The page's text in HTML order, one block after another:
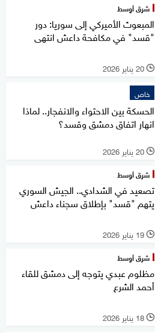
شرق أوسط
المبعوث الأميركي إلى سوريا: دور
"قسد" في مكافحة داعش انتهى
l 20 يناير 2026
خاص
الحسكة بين الاحتواء والانفجار.. لماذا
انهار اتفاق دمشق وقسد؟
l 20 يناير 2026
شرق أوسط
تصعيد في الشدادي.. الجيش السوري
يتهم "قسد" بإطلاق سجناء داعش
l 19 يناير 2026
شرق أوسط
مظلوم عبدي يتوجه إلى دمشق للقاء
أحمد الشرع
l 18 يناير 2026